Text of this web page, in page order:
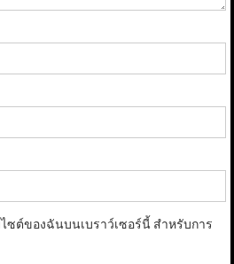
ซต์ของฉันบนเบราว์เซอร์นี้ สำหรับการ